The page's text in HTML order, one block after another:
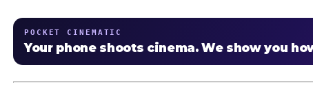
POCKET CINEMATIC
Your phone shoots cinema. We show you